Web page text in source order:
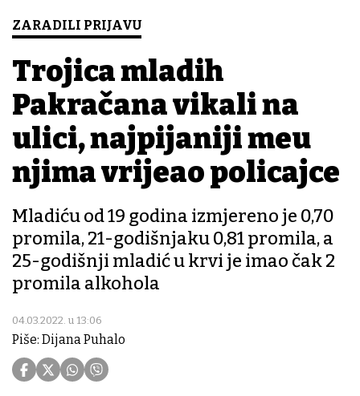
ZARADILI PRIJAVU
Trojica mladih
Pakračana vikali na
ulici, najpijaniji među
njima vrijeđao policajce
Mladiću od 19 godina izmjereno je 0,70
promila, 21-godišnjaku 0,81 promila, a
25-godišnji mladić u krvi je imao čak 2
promila alkohola
04.03.2022. u 13:06
Piše: Dijana Puhalo